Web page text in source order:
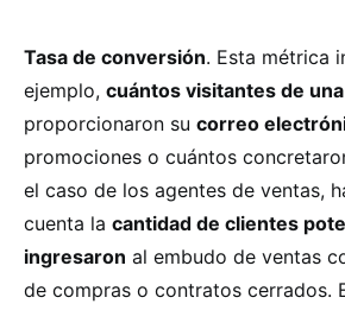
Tasa de conversión. Esta métrica
ejemplo, cuántos visitantes de
proporcionaron su correo
promociones o cuántos
el caso de los agentes de ventas,
cuenta la cantidad de clientes
ingresaron al embudo de ventas
de compras o contratos cerrados.